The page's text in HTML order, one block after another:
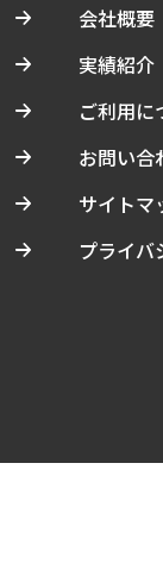
会社概要
実績紹介
ご利用に
お問い合
サイトマ
プライバ